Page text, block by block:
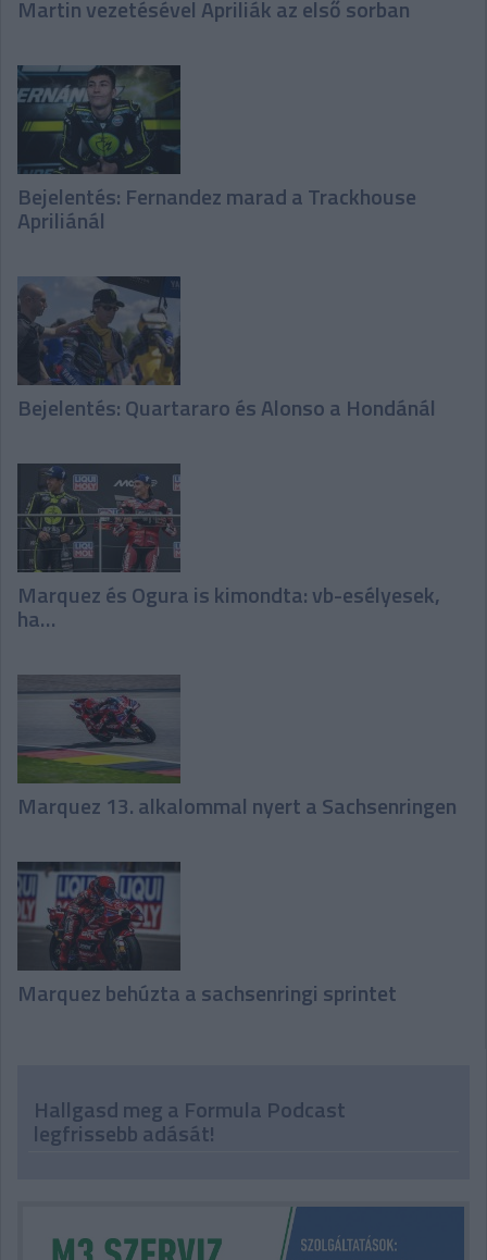
Martin vezetésével Apriliák az első sorban
Bejelentés: Fernandez marad a Trackhouse
Apriliánál
Bejelentés: Quartararo és Alonso a Hondánál
Marquez és Ogura is kimondta: vb-esélyesek,
ha…
Marquez 13. alkalommal nyert a Sachsenringen
Marquez behúzta a sachsenringi sprintet
Hallgasd meg a Formula Podcast
legfrissebb adását!